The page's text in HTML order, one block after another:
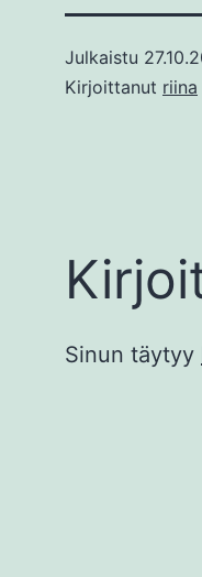
Julkaistu
Kirjoittanut riina
Sinun täytyy